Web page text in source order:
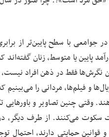
جوامعی با سطح پایین‌تر از
پایین یا متوسط، زنان گفته‌اند
نگرش‌ها فقط در ذهن افراد
و فیلم‌ها، مردانی را می‌بینیم
وقتی چنین تصاویر و
سکوت می‌کنند. از طرف دیگر،
حمایتی دارند،